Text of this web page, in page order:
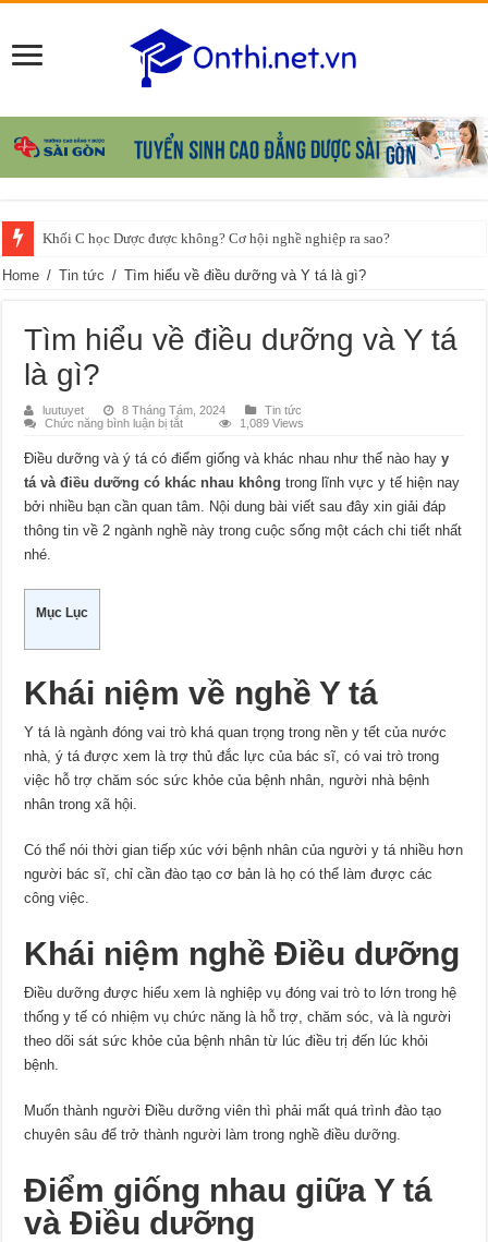
Khối C học Dược được không? Cơ hội nghề nghiệp ra sao?
Home / Tin tức / Tìm hiểu về điều dưỡng và Y tá là gì?
Tìm hiểu về điều dưỡng và Y tá
là gì?
luutuyet 8 Tháng Tám, 2024
Tin tức
Chức năng bình luận bị tắtở
về
điều
dưỡng
và
Y
tá
là
1,089 Views
Điều dưỡng và ý tá có điểm giống và khác nhau như thế nào hayy
tá và điều dưỡng có khác nhau không trong lĩnh vực y tế hiện nay
bởi nhiều bạn cần quan tâm. Nội dung bài viết sau đây xin giải đáp
thông tin về 2 ngành nghề này trong cuộc sống một cách chi tiết nhất
nhé.
Mục Lục
Khái niệm về nghề Y tá
Y tá là ngành đóng vai trò khá quan trọng trong nền y tết của nước
nhà, ý tá được xem là trợ thủ đắc lực của bác sĩ, có vai trò trong
việc hỗ trợ chăm sóc sức khỏe của bệnh nhân, người nhà bệnh
nhân trong xã hội.
Có thể nói thời gian tiếp xúc với bệnh nhân của người y tá nhiều hơn
người bác sĩ, chỉ cần đào tạo cơ bản là họ có thể làm được các
công việc.
Khái niệm nghề Điều dưỡng
Điều dưỡng được hiểu xem là nghiệp vụ đóng vai trò to lớn trong hệ
thống y tế có nhiệm vụ chức năng là hỗ trợ, chăm sóc, và là người
theo dõi sát sức khỏe của bệnh nhân từ lúc điều trị đến lúc khỏi
bệnh.
Muốn thành người Điều dưỡng viên thì phải mất quá trình đào tạo
chuyên sâu để trở thành người làm trong nghề điều dưỡng.
Điểm giống nhau giữa Y tá
và Điều dưỡng